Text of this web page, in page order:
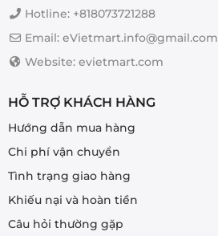
Hotline: +818073721288
Email: eVietmart.info@gmail.com
Website: evietmart.com
HỖ TRỢ KHÁCH HÀNG
Hướng dẫn mua hàng
Chi phí vận chuyển
Tình trạng giao hàng
Khiếu nại và hoàn tiền
Câu hỏi thường gặp